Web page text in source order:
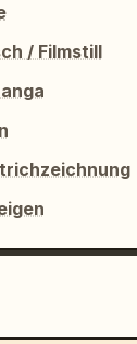
/ Filmstill